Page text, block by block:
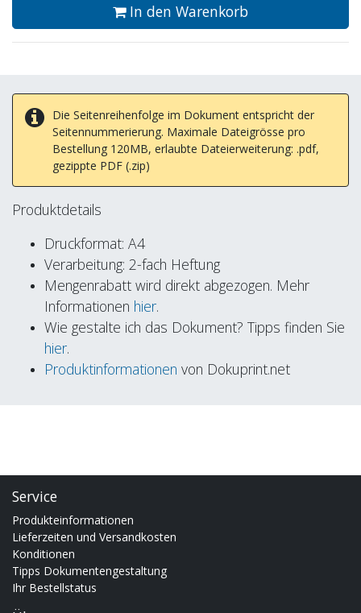
In den Warenkorb
Die Seitenreihenfolge im Dokument entspricht der
Seitennummerierung. Maximale Dateigrösse pro
Bestellung 120MB, erlaubte Dateierweiterung: .pdf,
gezippte PDF (.zip)
Produktdetails
Druckformat: A4
Verarbeitung: 2-fach Heftung
Mengenrabatt wird direkt abgezogen. Mehr
Informationen hier.
Wie gestalte ich das Dokument? Tipps finden Sie
hier.
Produktinformationen von Dokuprint.net
Service
Produkteinformationen
Lieferzeiten und Versandkosten
Konditionen
Tipps Dokumentengestaltung
Ihr Bestellstatus